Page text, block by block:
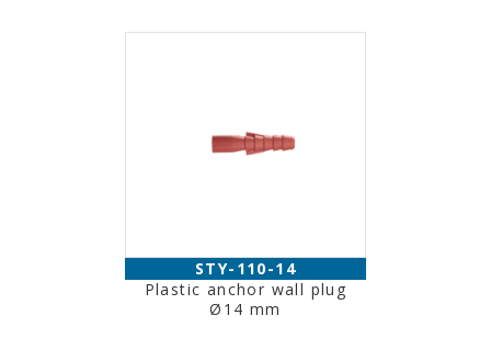
STY-110-14
Plastic anchor wall plug
Ø14 mm